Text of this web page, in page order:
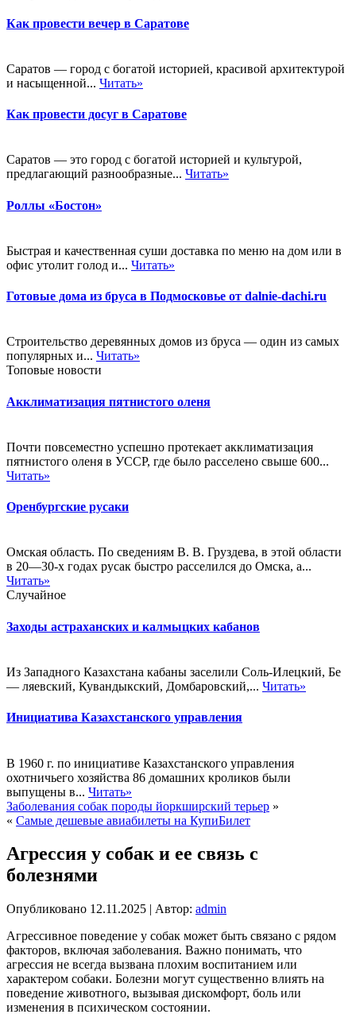
Как провести вечер в Саратове
Саратов — город с богатой историей, красивой архитектурой
и насыщенной... Читать»
Как провести досуг в Саратове
Саратов — это город с богатой историей и культурой,
предлагающий разнообразные... Читать»
Роллы «Бостон»
Быстрая и качественная суши доставка по меню на дом или в
офис утолит голод и... Читать»
Готовые дома из бруса в Подмосковье от dalnie-dachi.ru
Строительство деревянных домов из бруса — один из самых
популярных и... Читать»
Топовые новости
Акклиматизация пятнистого оленя
Почти повсеместно успешно протекает акклиматизация
пятнистого оленя в УССР, где было расселено свыше 600...
Читать»
Оренбургские русаки
Омская область. По сведениям В. В. Груздева, в этой области
в 20—30-х годах русак быстро расселился до Омска, а...
Читать»
Случайное
Заходы астраханских и калмыцких кабанов
Из Западного Казахстана кабаны заселили Соль-Илецкий, Бе
— ляевский, Кувандыкский, Домбаровский,... Читать»
Инициатива Казахстанского управления
В 1960 г. по инициативе Казахстанского управления
охотничьего хозяйства 86 домашних кроликов были
выпущены в... Читать»
Заболевания собак породы йоркширский терьер »
« Самые дешевые авиабилеты на КупиБилет
Агрессия у собак и ее связь с
болезнями
Опубликовано 12.11.2025 | Автор: admin
Агрессивное поведение у собак может быть связано с рядом
факторов, включая заболевания. Важно понимать, что
агрессия не всегда вызвана плохим воспитанием или
характером собаки. Болезни могут существенно влиять на
поведение животного, вызывая дискомфорт, боль или
изменения в психическом состоянии.